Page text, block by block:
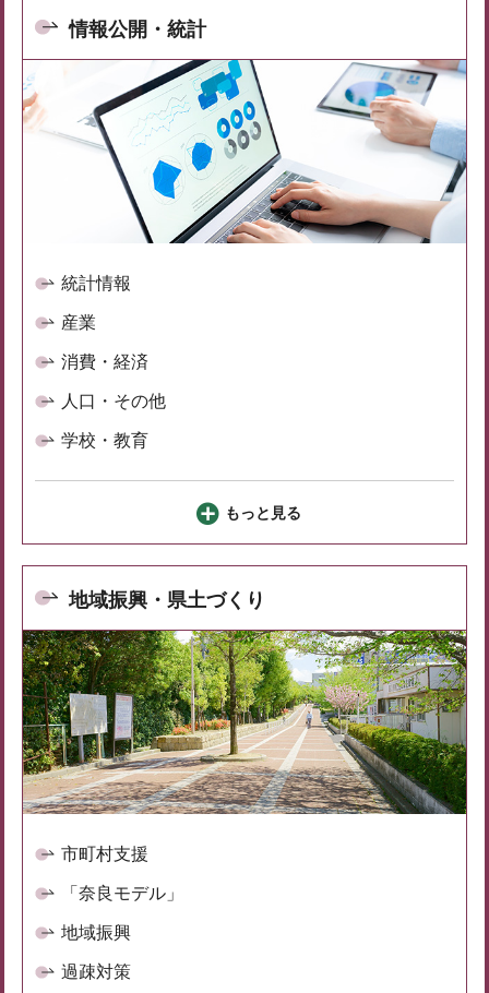
情報公開・統計
統計情報
産業
消費・経済
人口・その他
学校・教育
もっと見る
地域振興・県土づくり
市町村支援
「奈良モデル」
地域振興
過疎対策